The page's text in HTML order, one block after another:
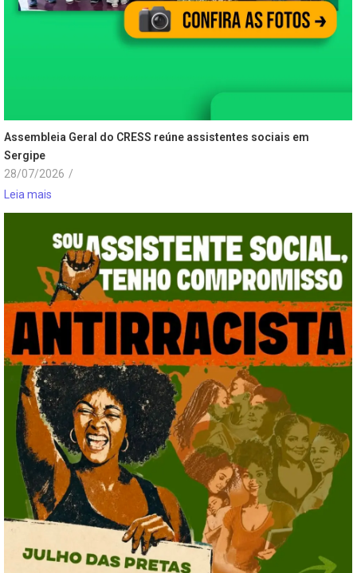
Assembleia Geral do CRESS reúne assistentes sociais em
Sergipe
28/07/2026 /
Leia mais